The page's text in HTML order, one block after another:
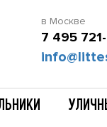
в Москве
7 495